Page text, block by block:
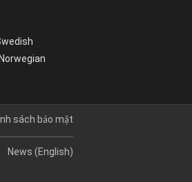
Norwegian
sách bảo mật
News (English)